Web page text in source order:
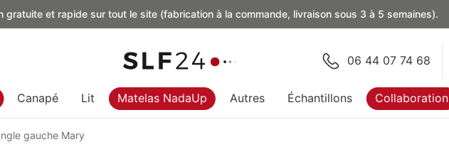
gratuite et rapide sur tout le site (fabrication à la commande, livraison sous 3 à 5 semaines).
06 44 07 74 68
Canapé Lit Matelas NadaUp Autres Échantillons Collaboration
gauche Mary